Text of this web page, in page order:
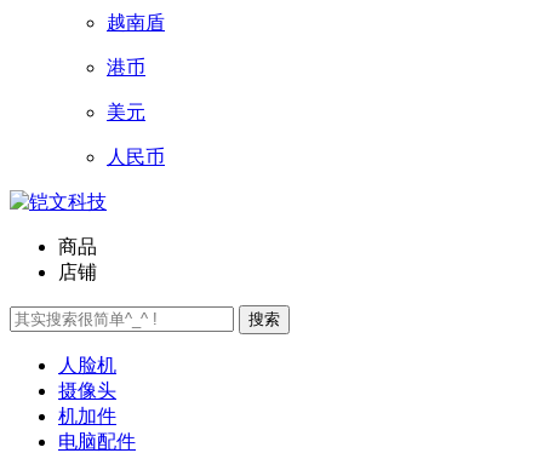
越南盾
港币
美元
人民币
商品
店铺
搜索
人脸机
摄像头
机加件
电脑配件